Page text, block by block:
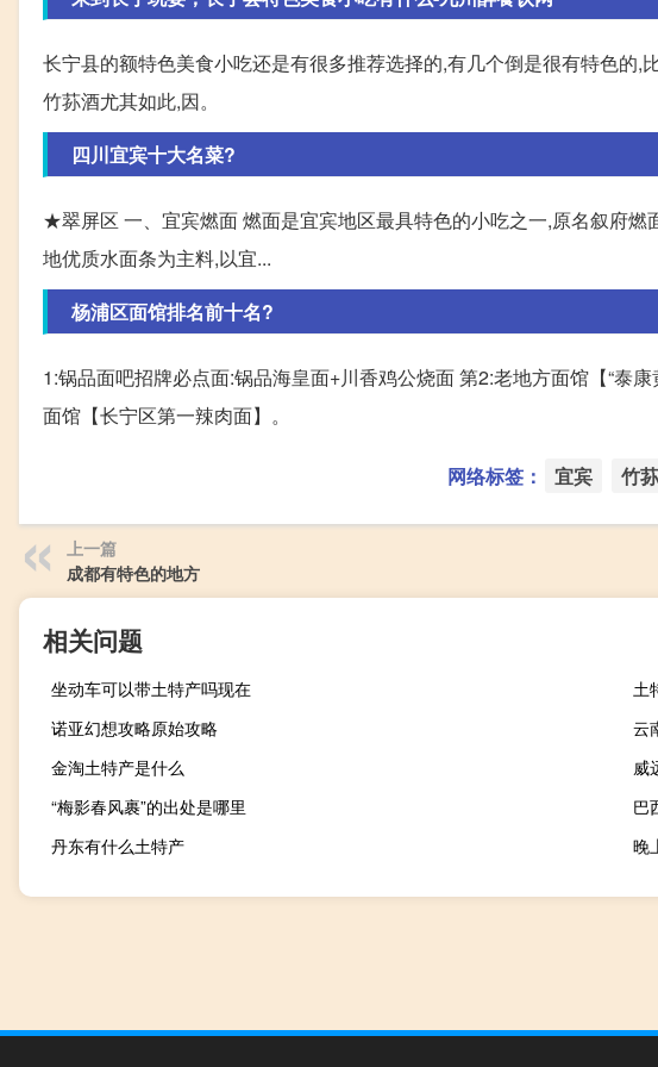
长宁县的额特色美食小吃还是有很多推荐选择的,有几个倒是很有特色的
竹荪酒尤其如此,因。
四川宜宾十大名菜?
★翠屏区 一、宜宾燃面 燃面是宜宾地区最具特色的小吃之一,原名叙府
地优质水面条为主料,以宜...
杨浦区面馆排名前十名?
1:锅品面吧招牌必点面:锅品海皇面+川香鸡公烧面 第2:老地方面馆【“泰
面馆【长宁区第一辣肉面】。
网络标签： 宜宾 竹荪
上一篇
成都有特色的地方
相关问题
坐动车可以带土特产吗现在
土
诺亚幻想攻略原始攻略
云
金淘土特产是什么
威
“梅影春风裹”的出处是哪里
巴
丹东有什么土特产
晚